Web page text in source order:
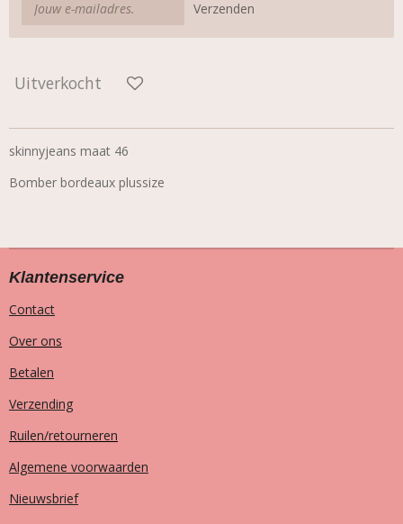
Verzenden
Uitverkocht
skinnyjeans maat 46
Bomber bordeaux plussize
Klantenservice
Contact
Over ons
Betalen
Verzending
Ruilen/retourneren
Algemene voorwaarden
Nieuwsbrief